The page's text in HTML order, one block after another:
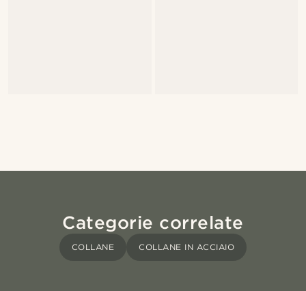
Categorie correlate
COLLANE COLLANE IN ACCIAIO